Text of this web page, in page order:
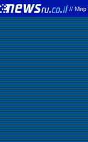
// Мир